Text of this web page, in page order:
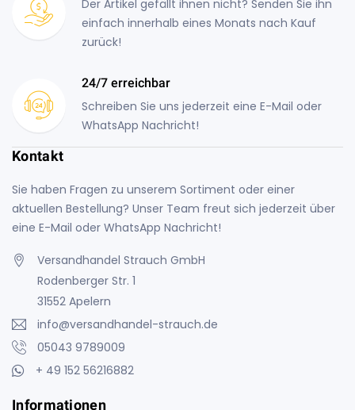
Der Artikel gefällt ihnen nicht? Senden Sie ihn
einfach innerhalb eines Monats nach Kauf
zurück!
24/7 erreichbar
Schreiben Sie uns jederzeit eine E-Mail oder
WhatsApp Nachricht!
Kontakt
Sie haben Fragen zu unserem Sortiment oder einer
aktuellen Bestellung? Unser Team freut sich jederzeit über
eine E-Mail oder WhatsApp Nachricht!
Versandhandel Strauch GmbH
Rodenberger Str. 1
31552 Apelern
info@versandhandel-strauch.de
05043 9789009
+ 49 152 56216882
Informationen